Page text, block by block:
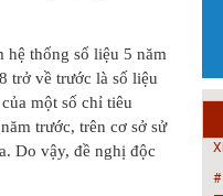
hệ thống số liệu 5 năm
trở về trước là số liệu
một số chỉ tiêu
trước, trên cơ sở sử
Do vậy, đề nghị độc